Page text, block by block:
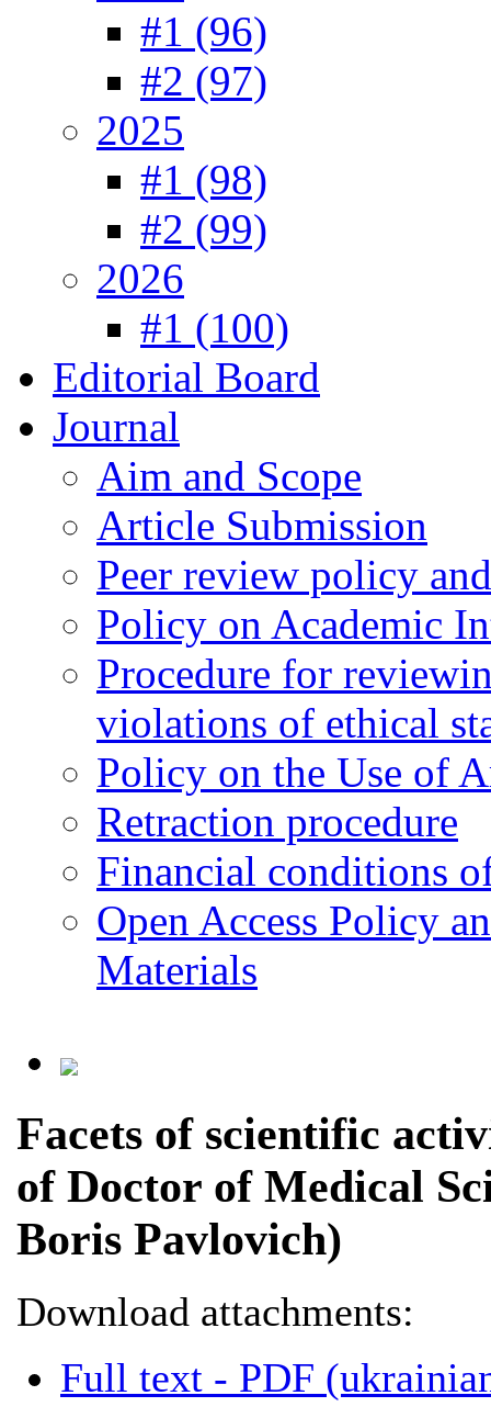
#1 (96)
#2 (97)
2025
#1 (98)
#2 (99)
2026
#1 (100)
Editorial Board
Journal
Aim and Scope
Article Submission
Peer review policy
Policy on Academic
Procedure for
violations of ethical
Policy on the Use of
Retraction procedure
Financial conditions
Open Access Policy
Materials
Facets of scientific
of Doctor of Medical
Boris Pavlovich)
Download attachments:
Full text - PDF